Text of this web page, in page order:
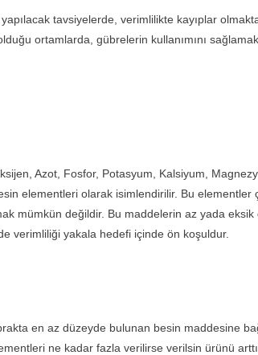
tavsiyelerde, verimlilikte kayıplar
ortamlarda, gübrelerin kullanımını
Azot, Fosfor, Potasyum, Kalsiyum,
elementleri olarak isimlendirilir. Bu
mümkün değildir. Bu maddelerin az yada eksik
verimliliği yakala hedefi içinde ön koşuldur.
az düzeyde bulunan besin maddesine
ne kadar fazla verilirse verilsin ürünü